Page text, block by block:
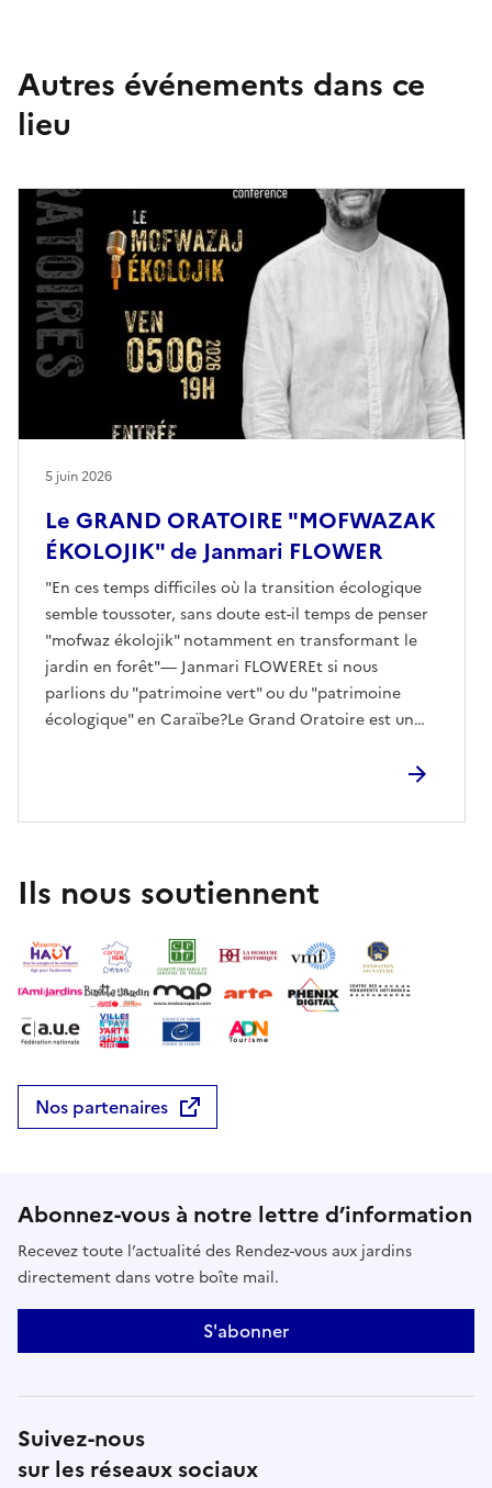
Autres événements dans ce
lieu
Le GRAND ORATOIRE "MOFWAZAK
ÉKOLOJIK" de Janmari FLOWER
"En ces temps difficiles où la transition écologique
semble toussoter, sans doute est-il temps de penser
"mofwaz ékolojik" notamment en transformant le
jardin en forêt"— Janmari FLOWEREt si nous
parlions du "patrimoine vert" ou du "patrimoine
écologique" en Caraïbe?Le Grand Oratoire est un
par le service Culture et patrimoine de la ville de
d'Histoire. Le concept des grands oratoires est
artistes, etc. à aborder la question du patrimoine au
prisme de leurs pratiques ou de leurs axes de
une « conférence-performance » soit une causerie
émaillée de musique, d’images ou d’œuvres d’art.
L’objectif est de questionner nos visions du
patrimoine, des héritages, des mémoires, des
5 juin 2026
Ils nous soutiennent
Nos partenaires
Abonnez-vous à notre lettre d’information
Recevez toute l’actualité des Rendez-vous aux jardins
directement dans votre boîte mail.
S'abonner
Suivez-nous
sur les réseaux sociaux